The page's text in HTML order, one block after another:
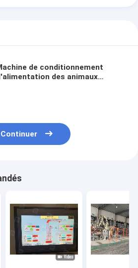
de conditionnement
des animaux
Continuer